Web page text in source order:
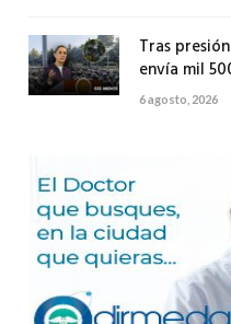
Tras
envía mil
6 agosto, 2026